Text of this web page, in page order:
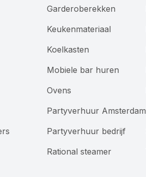
Garderoberekken
Keukenmateriaal
Koelkasten
Mobiele bar huren
Ovens
Partyverhuur Amsterdam
Partyverhuur bedrijf
Rational steamer